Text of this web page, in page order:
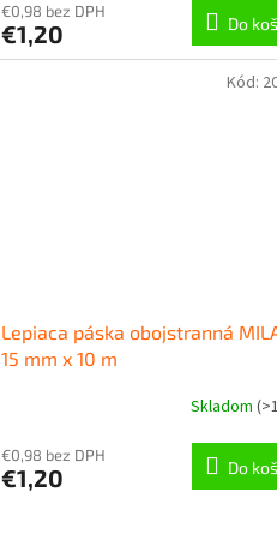
€0,98 bez DPH
€1,20 Do
Lepiaca páska obojstranná
15 mm x 10 m
Skladom (
€0,98 bez DPH
€1,20 Do
Kód: